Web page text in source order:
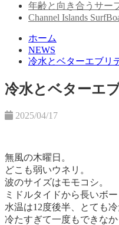
年齢と向き合うサー
Channel Islands
ホーム
NEWS
冷水とベターエブリ
冷水とベターエ
2025/04/17
無風の木曜日。
どこも弱いウネリ。
波のサイズはモモコシ。
ミドルタイドから長いボ
水温は12度後半、とても
冷たすぎて一度もできな